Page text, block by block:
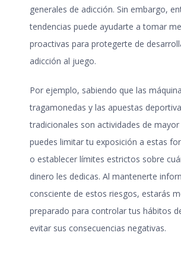
generales de adicción. Sin embargo,
tendencias puede ayudarte a tomar
proactivas para protegerte de
adicción al juego.
Por ejemplo, sabiendo que las
tragamonedas y las apuestas
tradicionales son actividades de
puedes limitar tu exposición a estas
o establecer límites estrictos sobre
dinero les dedicas. Al mantenerte
consciente de estos riesgos, estarás
preparado para controlar tus hábitos
evitar sus consecuencias negativas.